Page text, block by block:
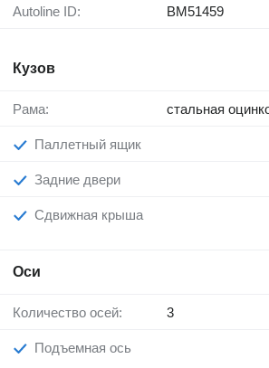
Autoline ID: BM51459
Кузов
Рама: стальная
Паллетный ящик
Задние двери
Сдвижная крыша
Оси
Количество осей: 3
Подъемная ось